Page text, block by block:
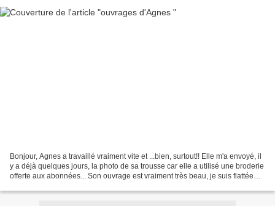
Bonjour, Agnes a travaillé vraiment vite et ...bien, surtout!! Elle m'a envoyé, il
y a déjà quelques jours, la photo de sa trousse car elle a utilisé une broderie
offerte aux abonnées... Son ouvrage est vraiment très beau, je suis flattée